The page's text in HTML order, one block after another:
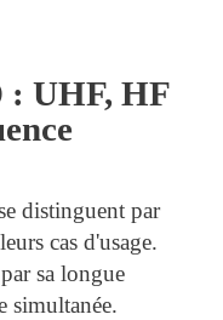
UHF, HF
distinguent par
cas d'usage.
sa longue
simultanée.